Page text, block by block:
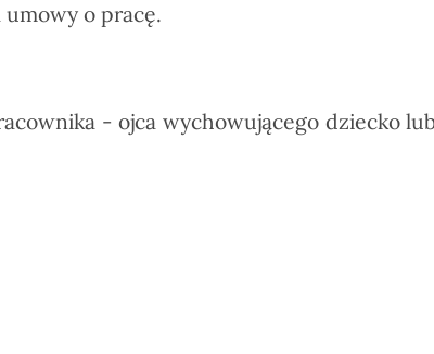
o pracę.
- ojca wychowującego dziecko